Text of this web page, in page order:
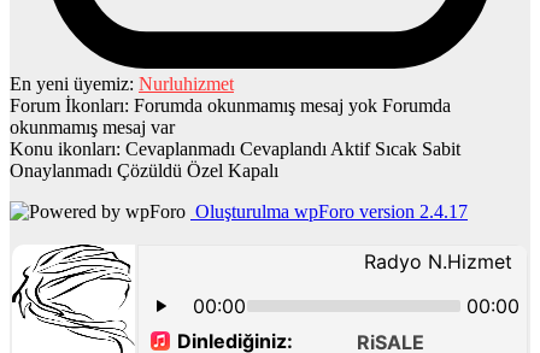
En yeni üyemiz: Nurluhizmet
Forum İkonları: Forumda okunmamış mesaj yok Forumda
okunmamış mesaj var
Konu ikonları: Cevaplanmadı Cevaplandı Aktif Sıcak Sabit
Onaylanmadı Çözüldü Özel Kapalı
Oluşturulma wpForo version 2.4.17